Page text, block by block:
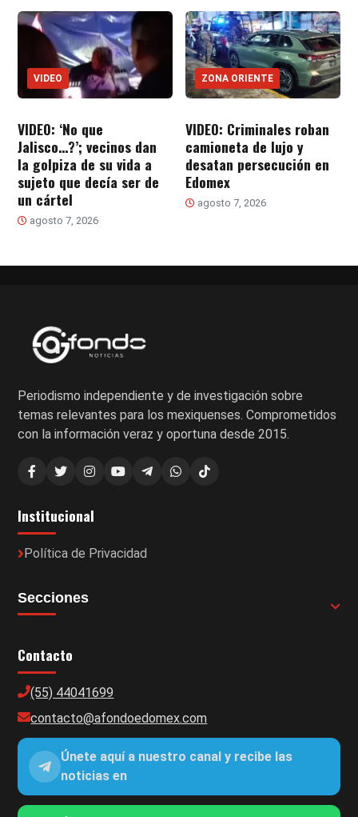
VIDEO
VIDEO: ‘No que
Jalisco…?’; vecinos dan
la golpiza de su vida a
sujeto que decía ser de
un cártel
agosto 7, 2026
ZONA ORIENTE
VIDEO: Criminales roban
camioneta de lujo y
desatan persecución en
Edomex
agosto 7, 2026
Periodismo independiente y de investigación sobre
temas relevantes para los mexiquenses. Comprometidos
con la información veraz y oportuna desde 2015.
Institucional
Política de Privacidad
Secciones
Contacto
(55) 44041699
contacto@afondoedomex.com
Únete aquí a nuestro canal y recibe las
noticias en